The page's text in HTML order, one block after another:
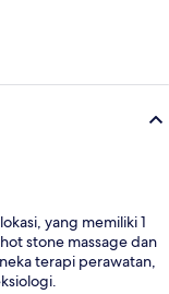
yang memiliki 1
stone massage dan
terapi perawatan,